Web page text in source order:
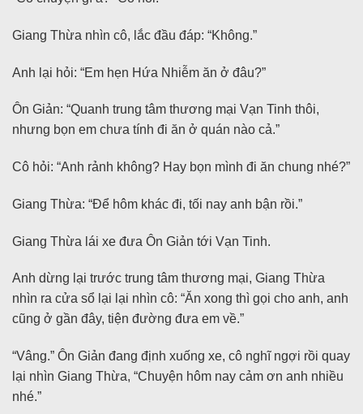
Giang Thừa nhìn cô, lắc đầu đáp: “Không.”
Anh lại hỏi: “Em hẹn Hứa Nhiễm ăn ở đâu?”
Ôn Giản: “Quanh trung tâm thương mại Vạn Tinh thôi,
nhưng bọn em chưa tính đi ăn ở quán nào cả.”
Cô hỏi: “Anh rảnh không? Hay bọn mình đi ăn chung nhé?”
Giang Thừa: “Để hôm khác đi, tối nay anh bận rồi.”
Giang Thừa lái xe đưa Ôn Giản tới Vạn Tinh.
Anh dừng lại trước trung tâm thương mại, Giang Thừa
nhìn ra cửa sổ lại lại nhìn cô: “Ăn xong thì gọi cho anh, anh
cũng ở gần đây, tiện đường đưa em về.”
“Vâng.” Ôn Giản đang định xuống xe, cô nghĩ ngợi rồi quay
lại nhìn Giang Thừa, “Chuyện hôm nay cảm ơn anh nhiều
nhé.”